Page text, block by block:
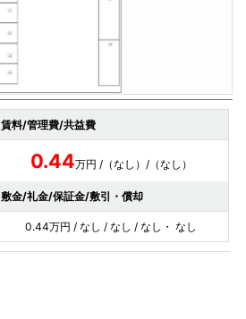
賃料/管理費/共益費
0.44万円 /（なし）/（なし）
敷金/礼金/保証金/敷引・償却
0.44万円 / なし / なし / なし・ なし